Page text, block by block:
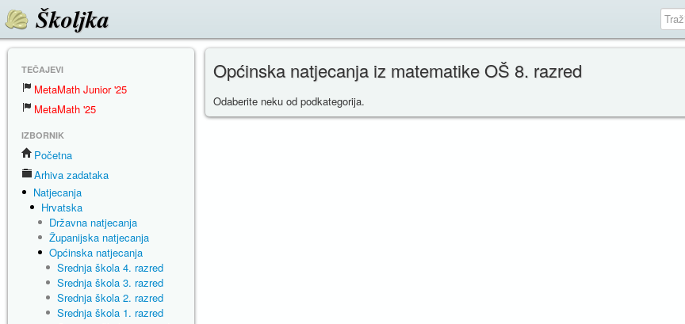
Školjka
TEČAJEVI
MetaMath Junior '25
MetaMath '25
IZBORNIK
Početna
Arhiva zadataka
Natjecanja
Hrvatska
Državna natjecanja
Županijska natjecanja
Općinska natjecanja
Srednja škola 4. razred
Srednja škola 3. razred
Srednja škola 2. razred
Srednja škola 1. razred
Općinska natjecanja iz matematike OŠ 8. razred
Odaberite neku od podkategorija.